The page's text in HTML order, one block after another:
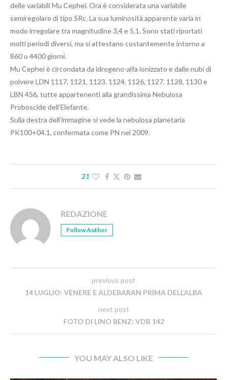
delle variabili Mu Cephei. Ora è considerata una variabile
semiregolare di tipo SRc. La sua luminosità apparente varia in
modo irregolare tra magnitudine 3,4 e 5,1. Sono stati riportati
molti periodi diversi, ma si attestano costantemente intorno a
860 o 4400 giorni.
Mu Cephei è circondata da idrogeno-alfa ionizzato e dalle nubi di
polvere LDN 1117, 1121, 1123, 1124, 1126, 1127, 1128, 1130 e
LBN 456, tutte appartenenti alla grandissima Nebulosa
Proboscide dell’Elefante.
Sulla destra dell’immagine si vede la nebulosa planetaria
PK100+04.1, confermata come PN nel 2009.
21
REDAZIONE
Follow Author
previous post
14 LUGLIO: VENERE E ALDEBARAN PRIMA DELL’ALBA
next post
FOTO DI LINO BENZ: VDB 142
YOU MAY ALSO LIKE